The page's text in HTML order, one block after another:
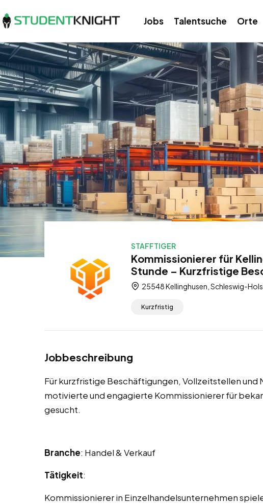
Jobs Talentsuche Orte
STAFFTIGER
Kommissionierer für
Stunde – Kurzfristige
25548 Kellinghusen, Schleswig-
Kurzfristig
Jobbeschreibung
Für kurzfristige Beschäftigungen, Vollzeitstellen und
motivierte und engagierte Kommissionierer für
gesucht.
Branche: Handel & Verkauf
Tätigkeit:
Kommissionierer in Einzelhandelsunternehmen